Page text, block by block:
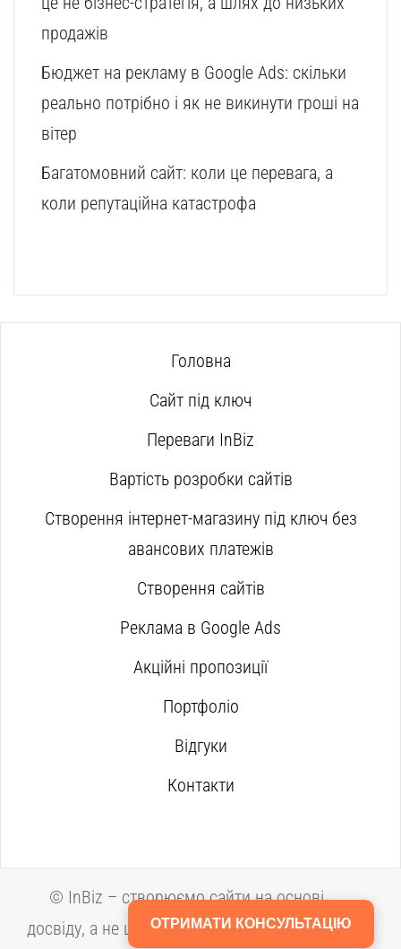
продажів
Бюджет на рекламу в Google Ads: скільки
реально потрібно і як не викинути гроші на
вітер
Багатомовний сайт: коли це перевага, а
коли репутаційна катастрофа
Головна
Сайт під ключ
Переваги InBiz
Вартість розробки сайтів
Створення інтернет-магазину під ключ без
авансових платежів
Створення сайтів
Реклама в Google Ads
Акційні пропозиції
Портфоліо
Відгуки
Контакти
ОТРИМАТИ КОНСУЛЬТАЦІЮ
© InBiz – створюємо сайти на основі
досвіду, а не шаблонів